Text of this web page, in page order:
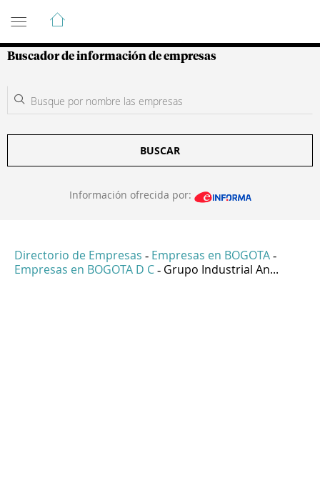
Guía de Empresas Colombianas
Buscador de información de empresas
BUSCAR
Información ofrecida por:
Directorio de Empresas - Empresas en BOGOTA -
Empresas en BOGOTA D C - Grupo Industrial An...